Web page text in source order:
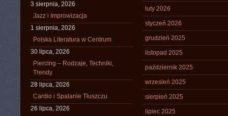
3 sierpnia, 2026
Jazz i Improwizacja
1 sierpnia, 2026
Polska Literatura w Centrum
30 lipca, 2026
Piercing – Rodzaje, Techniki,
Trendy
28 lipca, 2026
Cardio i Spalanie Tłuszczu
26 lipca, 2026
luty 2026
styczeń 2026
grudzień 2025
listopad 2025
październik 2025
wrzesień 2025
sierpień 2025
lipiec 2025